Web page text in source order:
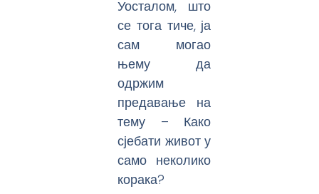
Уосталом, што
се тога тиче, ја
сам могао
њему да
одржим
предавање на
тему – Како
сјебати живот у
само неколико
корака?